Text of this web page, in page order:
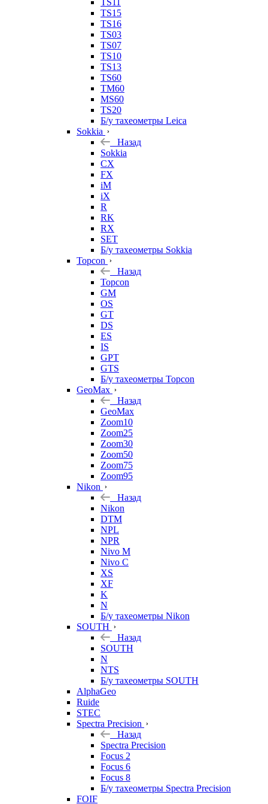
TS11
TS15
TS16
TS03
TS07
TS10
TS13
TS60
TM60
MS60
TS20
Б/у тахеометры Leica
Sokkia
Назад
Sokkia
CX
FX
iM
iX
R
RK
RX
SET
Б/у тахеометры Sokkia
Topcon
Назад
Topcon
GM
OS
GT
DS
ES
IS
GPT
GTS
Б/у тахеометры Topcon
GeoMax
Назад
GeoMax
Zoom10
Zoom25
Zoom30
Zoom50
Zoom75
Zoom95
Nikon
Назад
Nikon
DTM
NPL
NPR
Nivo M
Nivo C
XS
XF
K
N
Б/у тахеометры Nikon
SOUTH
Назад
SOUTH
N
NTS
Б/у тахеометры SOUTH
AlphaGeo
Ruide
STEC
Spectra Precision
Назад
Spectra Precision
Focus 2
Focus 6
Focus 8
Б/у тахеометры Spectra Precision
FOIF